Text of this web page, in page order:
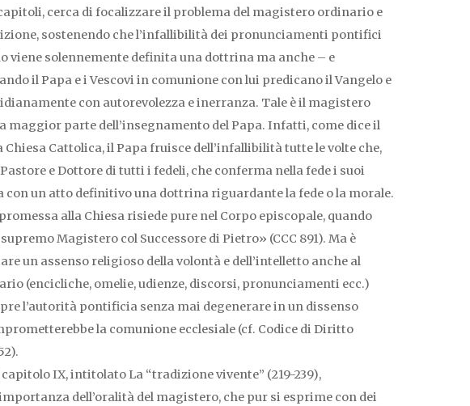
cerca di focalizzare il problema del magistero ordinario e
sostenendo che l’infallibilità dei pronunciamenti pontifici
viene solennemente definita una dottrina ma anche – e
il Papa e i Vescovi in comunione con lui predicano il Vangelo e
con autorevolezza e inerranza. Tale è il magistero
maggior parte dell’insegnamento del Papa. Infatti, come dice il
Chiesa Cattolica, il Papa fruisce dell’infallibilità tutte le volte che,
e Dottore di tutti i fedeli, che conferma nella fede i suoi
un atto definitivo una dottrina riguardante la fede o la morale.
alla Chiesa risiede pure nel Corpo episcopale, quando
Magistero col Successore di Pietro» (CCC 891). Ma è
un assenso religioso della volontà e dell’intelletto anche al
(encicliche, omelie, udienze, discorsi, pronunciamenti ecc.)
l’autorità pontificia senza mai degenerare in un dissenso
la comunione ecclesiale (cf. Codice di Diritto
IX, intitolato La “tradizione vivente” (219-239),
dell’oralità del magistero, che pur si esprime con dei